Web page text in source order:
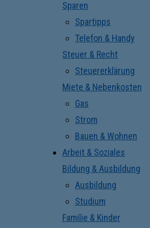
Sparen
Spartipps
Telefon & Handy
Steuer & Recht
Steuererklärung
Miete & Nebenkosten
Gas
Strom
Bauen & Wohnen
Arbeit & Soziales
Bildung & Ausbildung
Ausbildung
Studium
Familie & Kinder